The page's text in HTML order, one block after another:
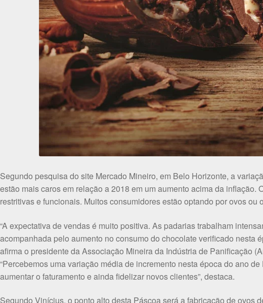
Segundo pesquisa do site Mercado Mineiro, em Belo Horizonte, a
estão mais caros em relação a 2018 em um aumento acima da
restritivas e funcionais. Muitos consumidores estão optando por ovos
“A expectativa de vendas é muito positiva. As padarias trabalham
acompanhada pelo aumento no consumo do chocolate verificado nesta
afirma o presidente da Associação Mineira da Indústria de Panificação
“Percebemos uma variação média de incremento nesta época do ano
aumentar o faturamento e ainda fidelizar novos clientes”, destaca.
Segundo Vinícius, o ponto alto desta Páscoa será a fabricação de ovos